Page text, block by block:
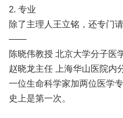
2. 专业
除了主理人王立铭，还专门
——
陈晓伟教授 北京大学分子医
赵晓龙主任 上海华山医院内
一位生命科学家加两位医学
史上是第一次。